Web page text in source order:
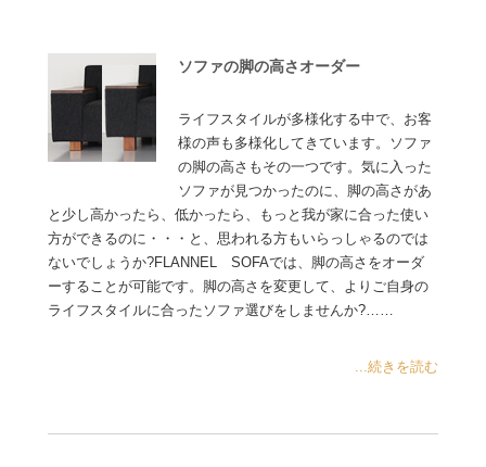
ソファの脚の高さオーダー
ライフスタイルが多様化する中で、お客
様の声も多様化してきています。ソファ
の脚の高さもその一つです。気に入った
ソファが見つかったのに、脚の高さがあ
と少し高かったら、低かったら、もっと我が家に合った使い
方ができるのに・・・と、思われる方もいらっしゃるのでは
ないでしょうか?FLANNEL SOFAでは、脚の高さをオーダ
ーすることが可能です。脚の高さを変更して、よりご自身の
ライフスタイルに合ったソファ選びをしませんか?……
...続きを読む